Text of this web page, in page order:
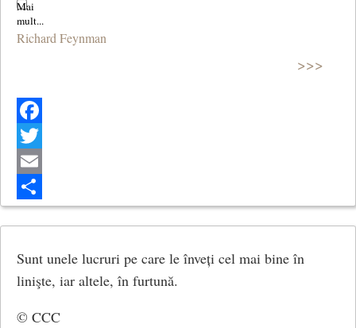
Richard Feynman
>>>
Facebook
Twitter
Email
Share
Sunt unele lucruri pe care le înveți cel mai bine în
linişte, iar altele, în furtună.
© CCC